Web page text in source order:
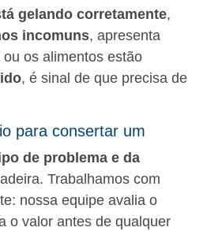
gelando corretamente,
incomuns, apresenta
ou os alimentos estão
, é sinal de que precisa de
para consertar um
de problema e da
Trabalhamos com
nossa equipe avalia o
o valor antes de qualquer